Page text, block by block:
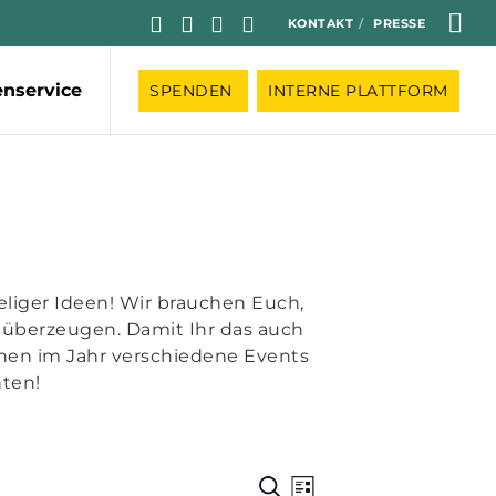
KONTAKT PRESSE
SPENDEN INTERNE PLATTFORM
Ideen! Wir brauchen Euch,
Damit Ihr das auch
im Jahr verschiedene Events